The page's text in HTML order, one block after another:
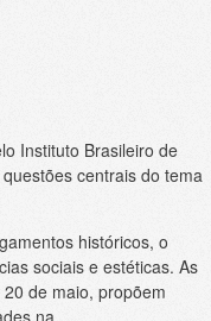
Instituto Brasileiro de
centrais do tema
históricos, o
sociais e estéticas. As
de maio, propõem
na